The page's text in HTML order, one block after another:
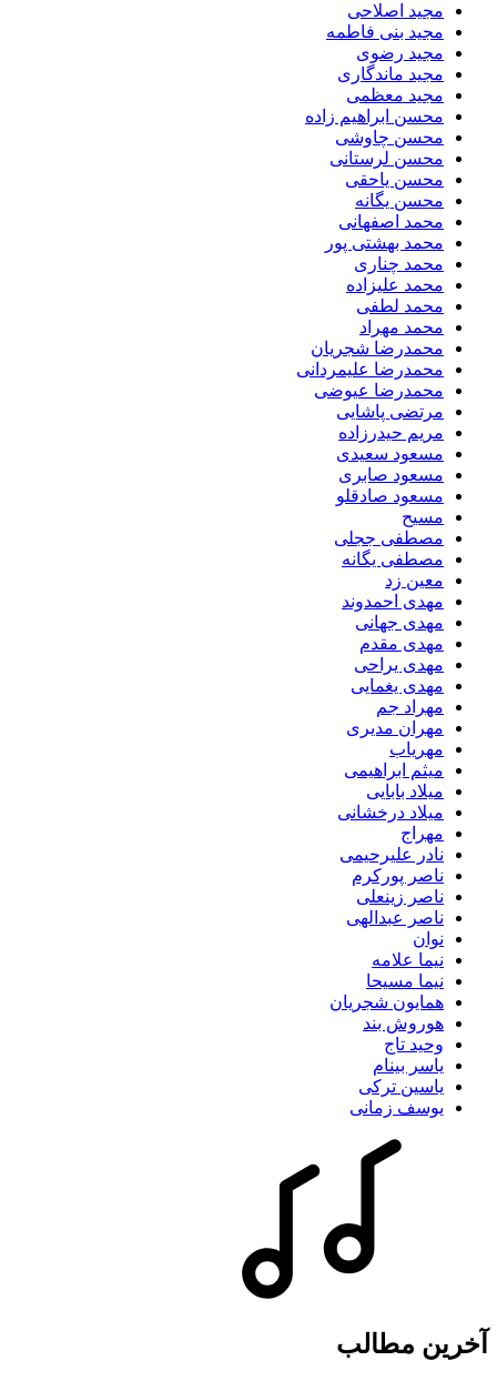
مجید اصلاحی
مجید بنی فاطمه
مجید رضوی
مجید ماندگاری
مجید معظمی
محسن ابراهیم زاده
محسن چاوشی
محسن لرستانی
محسن یاحقی
محسن یگانه
محمد اصفهانی
محمد بهشتی پور
محمد چناری
محمد علیزاده
محمد لطفی
محمد مهراد
محمدرضا شجریان
محمدرضا علیمردانی
محمدرضا عیوضی
مرتضی پاشایی
مریم حیدرزاده
مسعود سعیدی
مسعود صابری
مسعود صادقلو
مسیح
مصطفی ججلی
مصطفی یگانه
معین زد
مهدی احمدوند
مهدی جهانی
مهدی مقدم
مهدی یراحی
مهدی یغمایی
مهراد جم
مهران مدیری
مهریاب
میثم ابراهیمی
میلاد بابایی
میلاد درخشانی
مهراج
نادر علیرحیمی
ناصر پورکرم
ناصر زینعلی
ناصر عبدالهی
نوان
نیما علامه
نیما مسیحا
همایون شجریان
هوروش بند
وحید تاج
یاسر بینام
یاسین ترکی
یوسف زمانی
آخرین مطالب